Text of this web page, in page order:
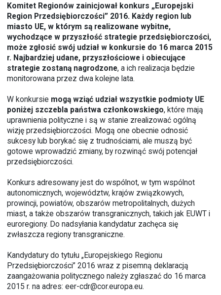
Komitet Regionów zainicjował konkurs „Europejski
Region Przedsiębiorczości” 2016. Każdy region lub
miasto UE, w którym są realizowane wybitne,
wychodzące w przyszłość strategie przedsiębiorczości,
może zgłosić swój udział w konkursie do 16 marca 2015
r. Najbardziej udane, przyszłościowe i obiecujące
strategie zostaną nagrodzone, a ich realizacja będzie
monitorowana przez dwa kolejne lata.
W konkursie mogą wziąć udział wszystkie podmioty UE
poniżej szczebla państwa członkowskiego, które mają
uprawnienia polityczne i są w stanie zrealizować ogólną
wizję przedsiębiorczości. Mogą one obecnie odnosić
sukcesy lub borykać się z trudnościami, ale muszą być
gotowe wprowadzić zmiany, by rozwinąć swój potencjał
przedsiębiorczości.
Konkurs adresowany jest do wspólnot, w tym wspólnot
autonomicznych, województw, krajów związkowych,
prowincji, powiatów, obszarów metropolitalnych, dużych
miast, a także obszarów transgranicznych, takich jak EUWT i
euroregiony. Do nadsyłania kandydatur zachęca się
zwłaszcza regiony transgraniczne.
Kandydatury do tytułu „Europejskiego Regionu
Przedsiębiorczości” 2016 wraz z pisemną deklaracją
zaangażowania politycznego należy zgłaszać do 16 marca
2015 r. na adres: eer-cdr@cor.europa.eu.